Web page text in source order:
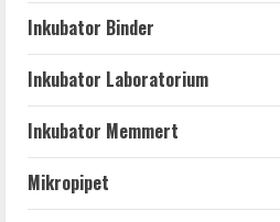
Inkubator Binder
Inkubator Laboratorium
Inkubator Memmert
Mikropipet